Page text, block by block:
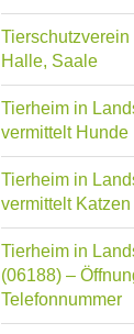
Halle, Saale
Tierheim in
vermittelt Hunde
Tierheim in
vermittelt Katzen
Tierheim in
(06188) –
Telefonnummer